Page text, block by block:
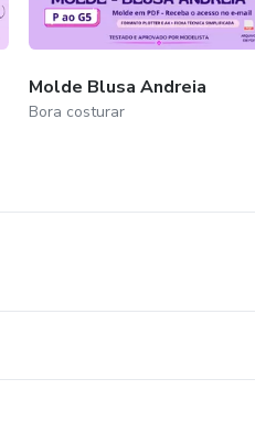
Molde Blusa Andreia
Bora costurar